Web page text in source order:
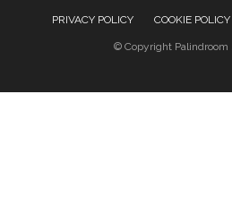
PRIVACY POLICY COOKIE POLICY
© Copyright Palindroom